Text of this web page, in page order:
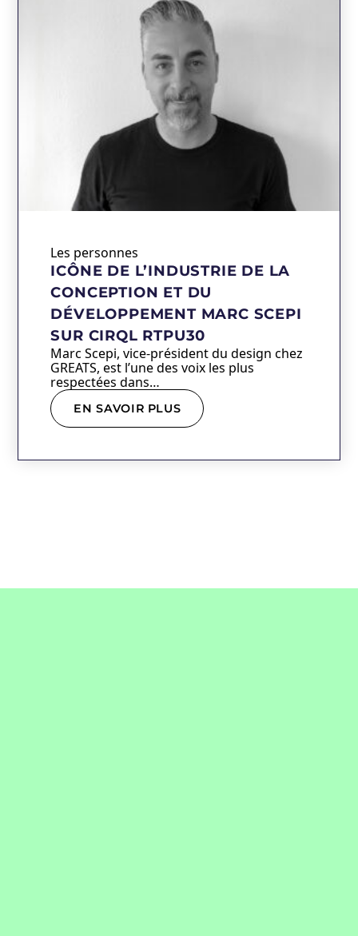
Les personnes
ICÔNE DE L’INDUSTRIE DE LA
CONCEPTION ET DU
DÉVELOPPEMENT MARC SCEPI
SUR CIRQL RTPU30
Marc Scepi, vice-président du design chez
GREATS, est l’une des voix les plus
respectées dans…
EN SAVOIR PLUS